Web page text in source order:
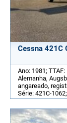
Cessna 421C
Ano: 1981;
Alemanha,
angareado,
Série: 421C-